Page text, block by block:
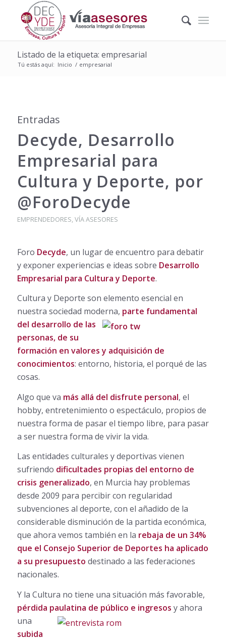
Listado de la etiqueta: empresarial
Tú estás aquí: Inicio / empresarial
Entradas
Decyde, Desarrollo
Empresarial para
Cultura y Deporte, por
@ForoDecyde
EMPRENDEDORES,VÍA ASESORES
Foro Decyde, un lugar de encuentro para debatir
y exponer experiencias e ideas sobre Desarrollo
Empresarial para Cultura y Deporte.
Cultura y Deporte son elemento esencial en
nuestra sociedad moderna, parte fundamental
del desarrollo de las
personas, de su
formación en valores y adquisición de
conocimientos: entorno, historia, el porqué de las
cosas.
Algo que va más allá del disfrute personal, el
hobby, entretenimiento o espectáculo, propios de
nuestra forma de pasar el tiempo libre, para pasar
a ser nuestra forma de vivir la vida.
Las entidades culturales y deportivas vienen
sufriendo dificultades propias del entorno de
crisis generalizado, en Murcia hay problemas
desde 2009 para percibir con regularidad
subvenciones al deporte, con el añadido de la
considerable disminución de la partida económica,
que ahora vemos también en la rebaja de un 34%
que el Consejo Superior de Deportes ha aplicado
a su presupuesto destinado a las federaciones
nacionales.
Y la Cultura no tiene una situación más favorable,
pérdida paulatina de público e ingresos y ahora
una
subida